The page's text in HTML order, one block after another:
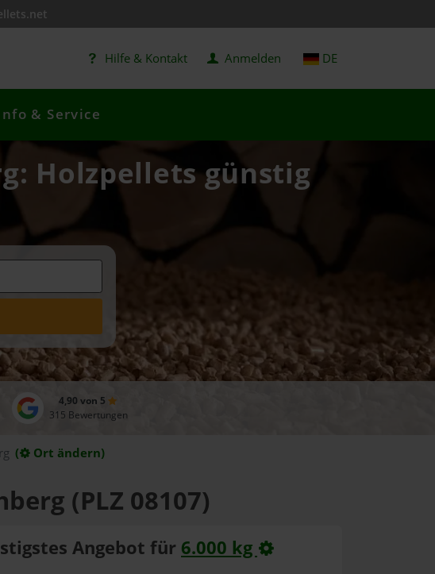
Hilfe & Kontakt Anmelden DE
& Service
Holzpellets günstig
4,90 von 5
315 Bewertungen
( Ort ändern)
(PLZ 08107)
Angebot für 6.000 kg